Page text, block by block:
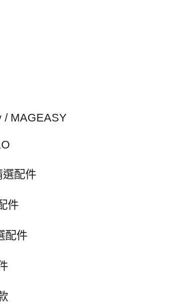
/ MAGEASY
選配件
件
配件